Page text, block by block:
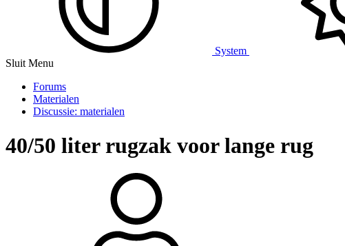
System
Sluit Menu
Forums
Materialen
Discussie: materialen
40/50 liter rugzak voor lange rug